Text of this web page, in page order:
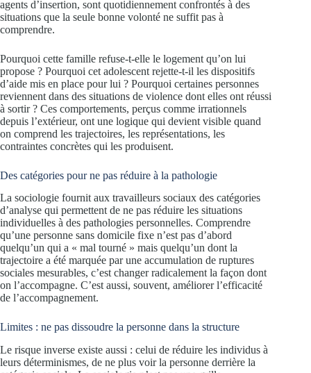
agents d’insertion, sont quotidiennement confrontés à des
situations que la seule bonne volonté ne suffit pas à
comprendre.
Pourquoi cette famille refuse-t-elle le logement qu’on lui
propose ? Pourquoi cet adolescent rejette-t-il les dispositifs
d’aide mis en place pour lui ? Pourquoi certaines personnes
reviennent dans des situations de violence dont elles ont réussi
à sortir ? Ces comportements, perçus comme irrationnels
depuis l’extérieur, ont une logique qui devient visible quand
on comprend les trajectoires, les représentations, les
contraintes concrètes qui les produisent.
Des catégories pour ne pas réduire à la pathologie
La sociologie fournit aux travailleurs sociaux des catégories
d’analyse qui permettent de ne pas réduire les situations
individuelles à des pathologies personnelles. Comprendre
qu’une personne sans domicile fixe n’est pas d’abord
quelqu’un qui a « mal tourné » mais quelqu’un dont la
trajectoire a été marquée par une accumulation de ruptures
sociales mesurables, c’est changer radicalement la façon dont
on l’accompagne. C’est aussi, souvent, améliorer l’efficacité
de l’accompagnement.
Limites : ne pas dissoudre la personne dans la structure
Le risque inverse existe aussi : celui de réduire les individus à
leurs déterminismes, de ne plus voir la personne derrière la